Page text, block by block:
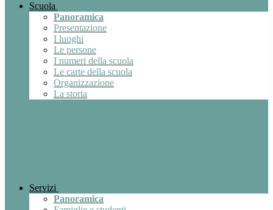
Scuola
Panoramica
Presentazione
I luoghi
Le persone
I numeri della scuola
Le carte della scuola
Organizzazione
La storia
Servizi
Panoramica